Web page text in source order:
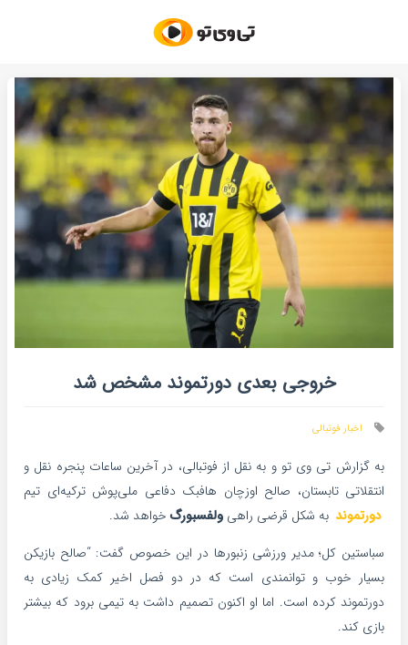
خروجی بعدی دورتموند مشخص شد
اخبار فوتبالی
به گزارش تی وی تو و به نقل از فوتبالی، در آخرين ساعات پنجره نقل و
انتقلاتی تابستان، صالح اوزچان هافبک دفاعی ملی‌پوش ترکیه‌ای تیم
دورتموند به شکل قرضی راهی ولفسبورگخواهد‌ شد.
سباستین کل؛ مدیر ورزشی زنبورها در این خصوص گفت: “صالح بازیکن
بسیار خوب و توانمندی است که در دو فصل اخیر کمک زیادی به
دورتموند کرده است. اما او اکنون تصمیم داشت به تیمی برود که بیشتر
بازی کند.